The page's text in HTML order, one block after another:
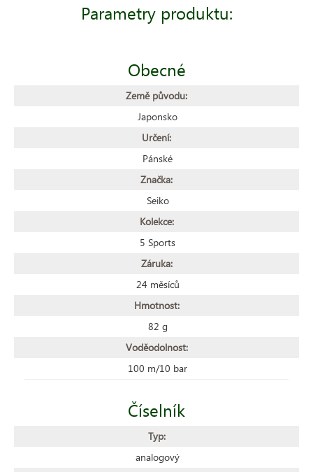
Parametry produktu:
Obecné
Země původu:
Japonsko
Určení:
Pánské
Značka:
Seiko
Kolekce:
5 Sports
Záruka:
24 měsíců
Hmotnost:
82 g
Voděodolnost:
100 m/10 bar
Číselník
Typ:
analogový